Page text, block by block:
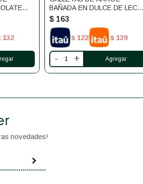
DELUXE
132
BAÑADA EN DULCE DE LECHE
SIN GLUTEN DELUXE
$ 163
$ 122 $ 139
- +
novedades!